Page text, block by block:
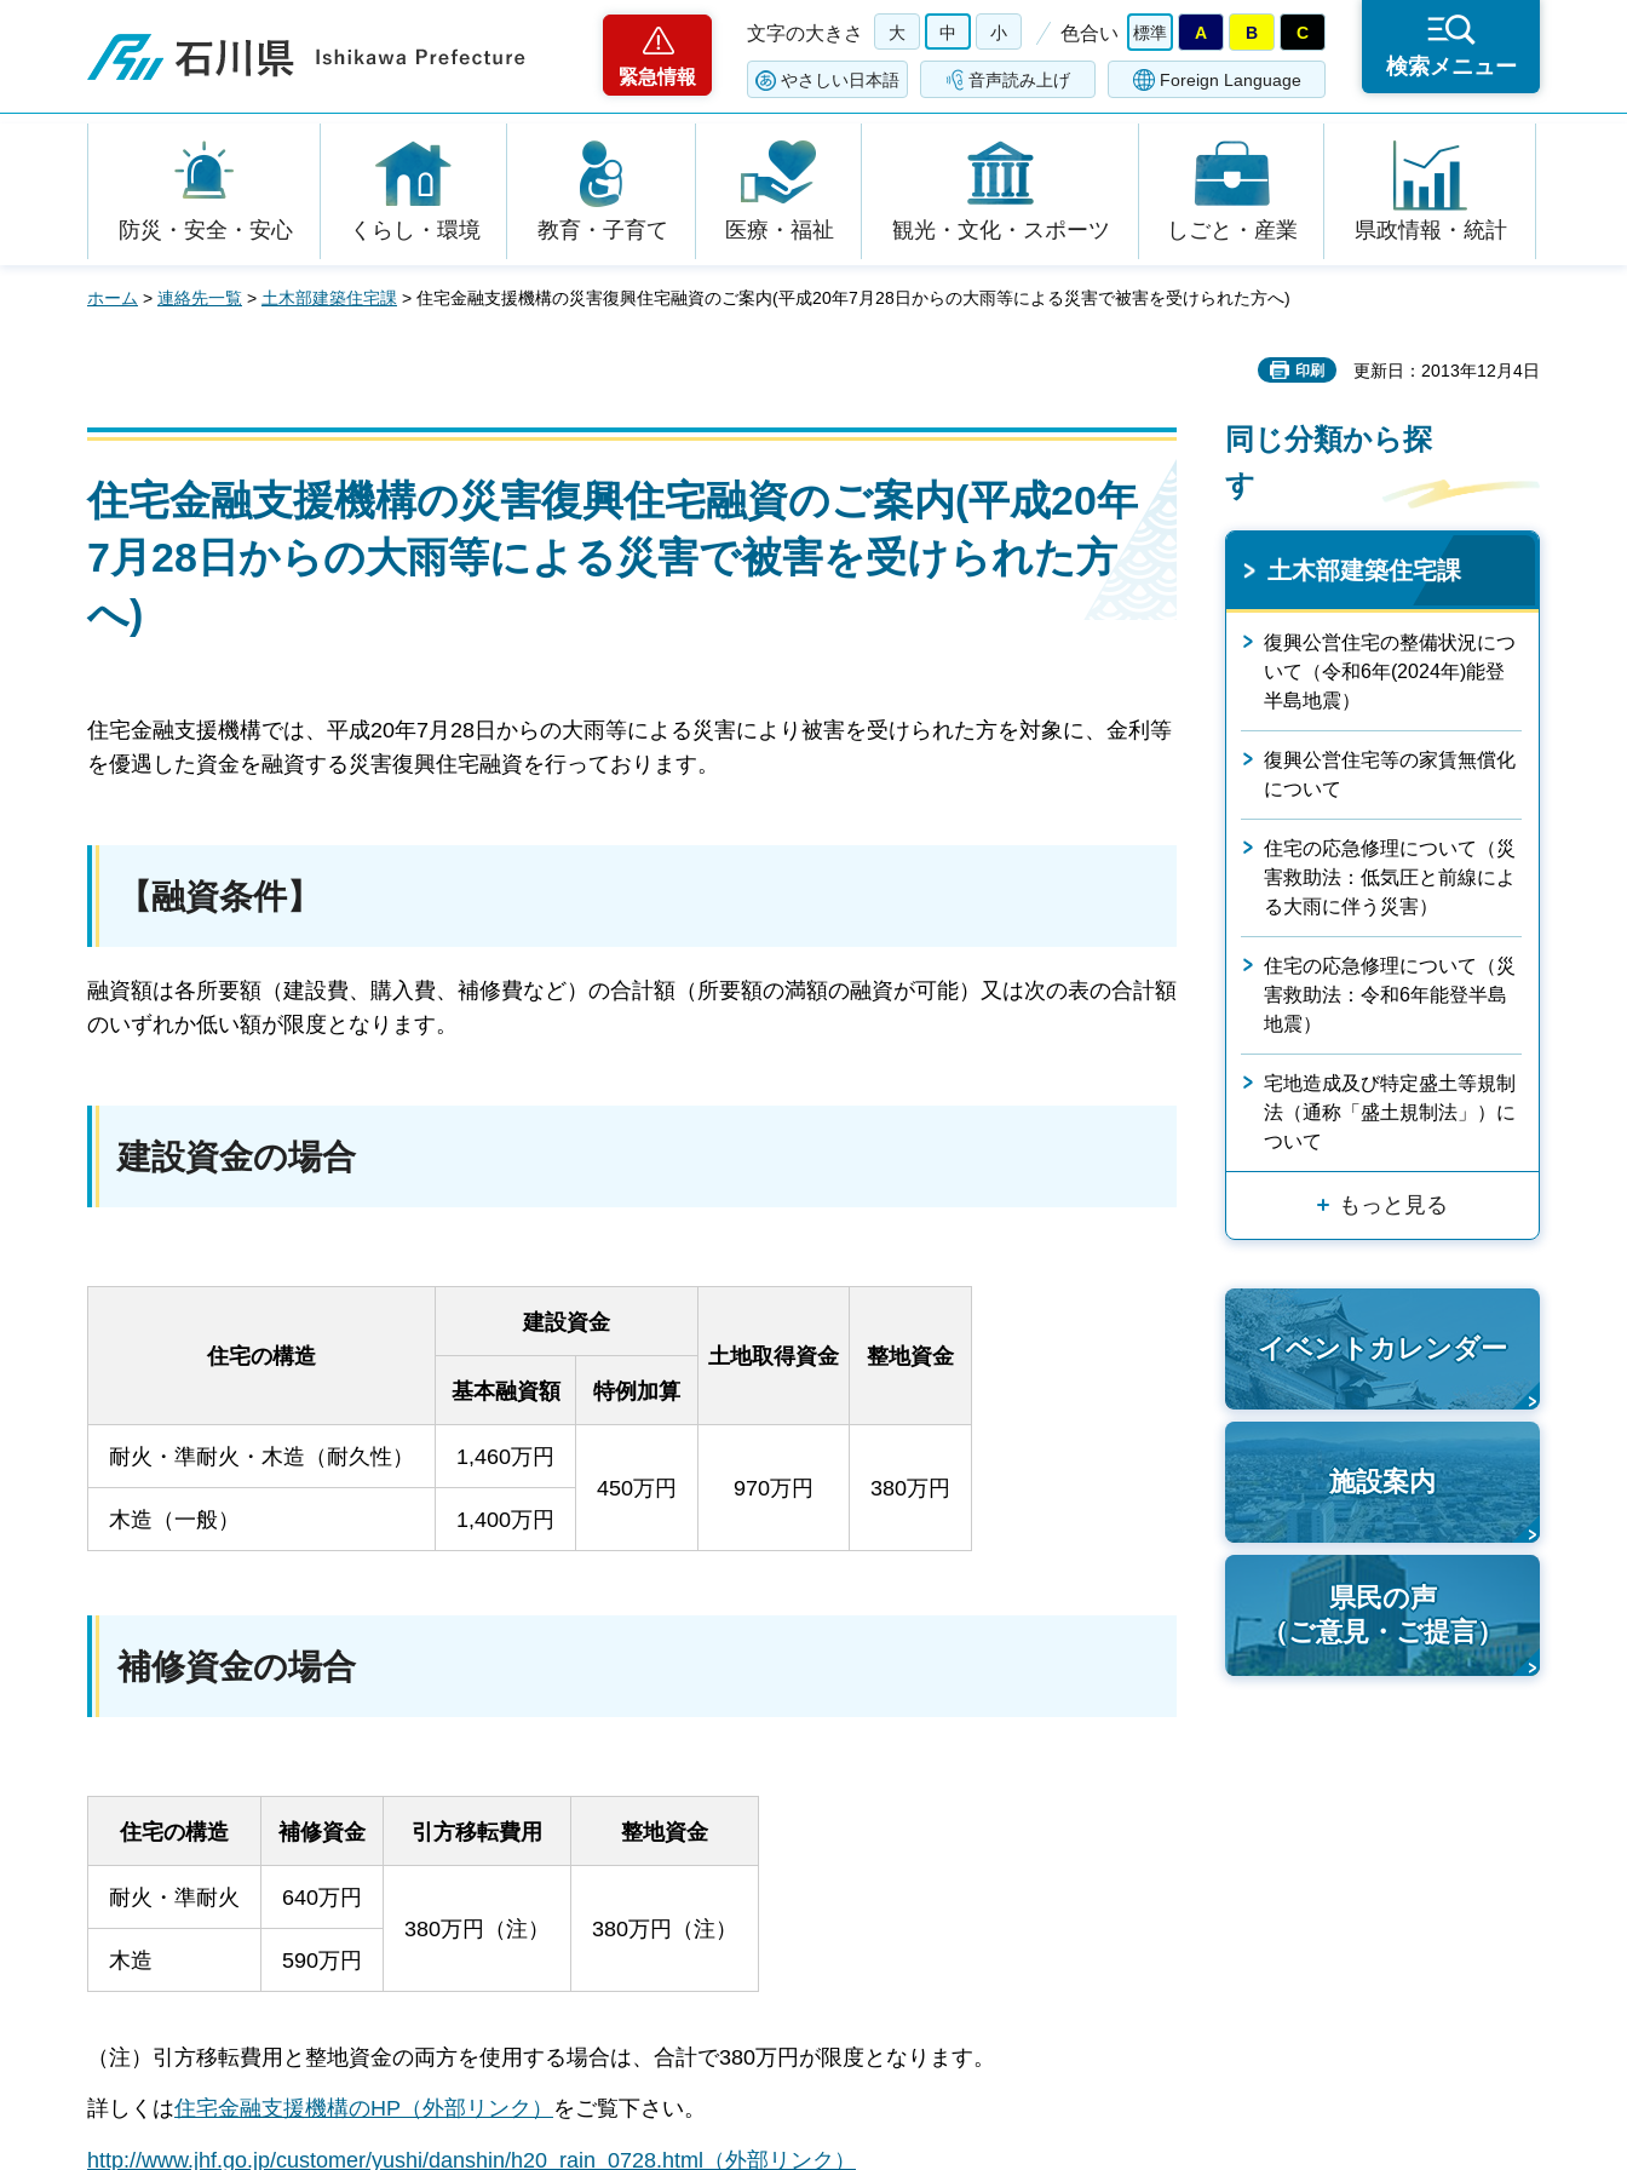
石川県
緊急情報
文字の大きさ 大 中 小 色合い 標準 A B C
やさしい日本語 音声読み上げ Foreign Language
検索メニュー
防災・安全・安心 くらし・環境 教育・子育て 医療・福祉 観光・文化・スポーツ しごと・産業 県政情報・統計
ホーム > 連絡先一覧 > 土木部建築住宅課 > 住宅金融支援機構の災害復興住宅融資のご案内(平成20年7月28日からの大雨等による災害で被害を受けられた方へ)
印刷 更新日：2013年12月4日
住宅金融支援機構の災害復興住宅融資のご案内(平成20年
7月28日からの大雨等による災害で被害を受けられた方
へ)
住宅金融支援機構では、平成20年7月28日からの大雨等による災害により被害を受けられた方を対象に、金利等
を優遇した資金を融資する災害復興住宅融資を行っております。
【融資条件】
融資額は各所要額（建設費、購入費、補修費など）の合計額（所要額の満額の融資が可能）又は次の表の合計額
のいずれか低い額が限度となります。
建設資金の場合
住宅の構造
建設資金
土地取得資金
整地資金
基本融資額
特例加算
耐火・準耐火・木造（耐久性）
1,460万円
450万円
970万円
380万円
木造（一般）
1,400万円
補修資金の場合
住宅の構造 補修資金 引方移転費用 整地資金
耐火・準耐火
640万円
380万円（注）
380万円（注）
木造
590万円
（注）引方移転費用と整地資金の両方を使用する場合は、合計で380万円が限度となります。
詳しくは住宅金融支援機構のHP（外部リンク） をご覧下さい。
http://www.jhf.go.jp/customer/yushi/danshin/h20_rain_0728.html（外部リンク）
同じ分類から探
す
土木部建築住宅課
復興公営住宅の整備状況につ
いて（令和6年(2024年)能登
半島地震）
復興公営住宅等の家賃無償化
について
住宅の応急修理について（災
害救助法：低気圧と前線によ
る大雨に伴う災害）
住宅の応急修理について（災
害救助法：令和6年能登半島
地震）
宅地造成及び特定盛土等規制
法（通称「盛土規制法」）に
ついて
もっと見る
イベントカレンダー
施設案内
県民の声
（ご意見・ご提言）